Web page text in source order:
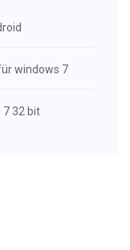
windows 7
7 32 bit